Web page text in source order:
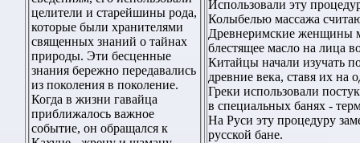
целители и старейшины рода,
которые были хранителями
священных знаний о тайнах
природы. Эти бесценные
знания бережно передавались
из поколения в поколение.
Когда в жизни гавайца
приближалось важное
событие, он обращался к
Использовали эту
Колыбелью массажа
Древнеримские женщины
блестящее масло на лица
Китайцы начали изучать
древние века, ставя их на
Греки использовали
в специальных банях -
На Руси эту процедуру
русской бане.